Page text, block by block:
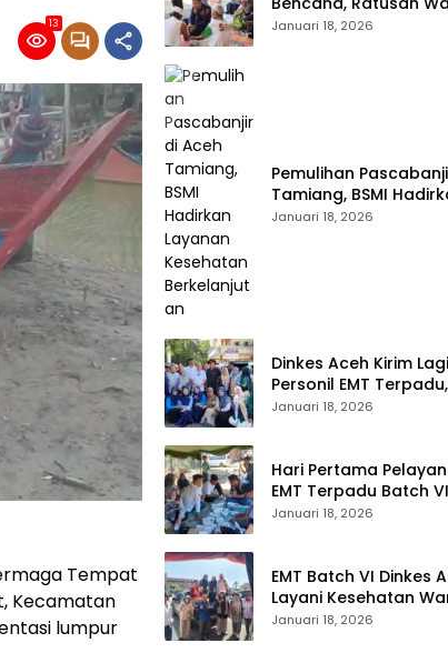
13
Tempat
Kecamatan
lumpur
Tengah Terlayani Bakti
Januari 18, 2026
Pemulihan
Tamiang, BSMI
Layanan Kesehatan
Januari 18, 2026
Dinkes Aceh Kirim
Personil EMT
Tujuh Kabupaten
Januari 18, 2026
Hari Pertama
EMT Terpadu Batch
Aceh Jangkau Wilayah
Januari 18, 2026
EMT Batch VI Dinkes
Layani Kesehatan
Lues, Ini Lokasi Yang
Januari 18, 2026